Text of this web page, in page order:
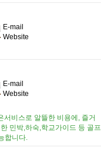
E-mail
Website
E-mail
Website
서비스로 알뜰한 비용에, 즐거
민박,하숙,학교가이드 등 골프
합니다.